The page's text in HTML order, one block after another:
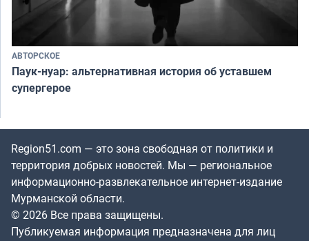
АВТОРСКОЕ
Паук-нуар: альтернативная история об уставшем
супергерое
Region51.com — это зона свободная от политики и
территория добрых новостей. Мы — региональное
информационно-развлекательное интернет-издание
Мурманской области.
© 2026 Все права защищены.
Публикуемая информация предназначена для лиц